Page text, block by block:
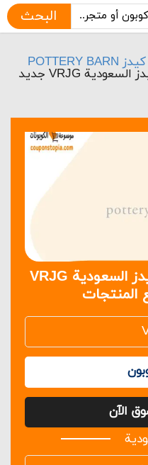
البحث
بوتري بارن كيدز POTTERY BARN
كود خصم بوتري بارن كيدز السعودية VRJG جديد
كود خصم بوتري بارن كيدز السعودية VRJG
المنتجات
الآن